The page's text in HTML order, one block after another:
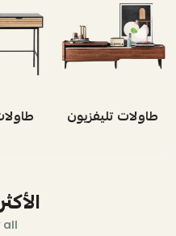
طاولات تليفزيون
all